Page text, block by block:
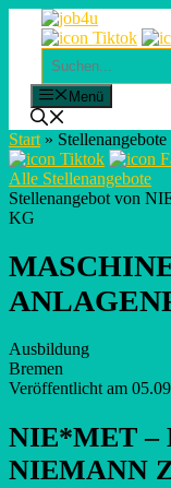
contentSuchen
Menü
Start » Stellenangebote
Alle Stellenangebote
Stellenangebot von
KG
Ausbildung
Bremen
Veröffentlicht am
NIE*MET –
NIEMANN